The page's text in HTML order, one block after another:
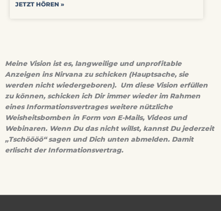
JETZT HÖREN »
Meine Vision ist es, langweilige und unprofitable
Anzeigen ins Nirvana zu schicken (Hauptsache, sie
werden nicht wiedergeboren). Um diese Vision erfüllen
zu können, schicken ich Dir immer wieder im Rahmen
eines Informationsvertrages weitere nützliche
Weisheitsbomben in Form von E-Mails, Videos und
Webinaren. Wenn Du das nicht willst, kannst Du jederzeit
„Tschöööö“ sagen und Dich unten abmelden. Damit
erlischt der Informationsvertrag.